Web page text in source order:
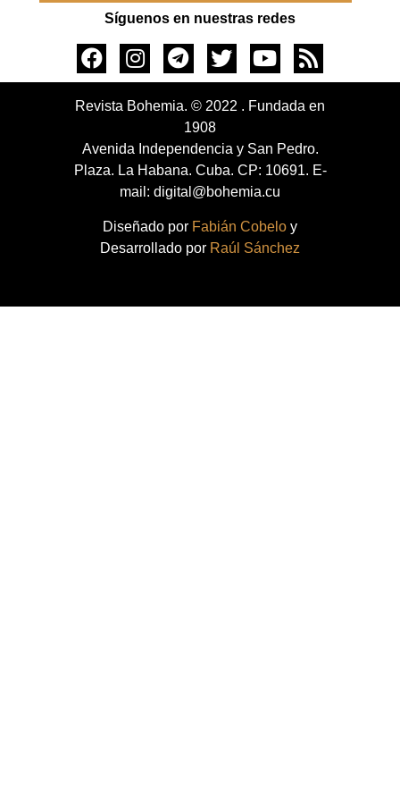
Síguenos en nuestras redes
Revista Bohemia. © 2022 . Fundada en
1908
Avenida Independencia y San Pedro.
Plaza. La Habana. Cuba. CP: 10691. E-
mail: digital@bohemia.cu
Diseñado por Fabián Cobelo y
Desarrollado por Raúl Sánchez